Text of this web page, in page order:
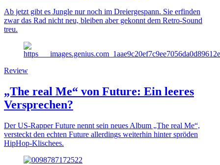
Ab jetzt gibt es Jungle nur noch im Dreiergespann. Sie erfinden
zwar das Rad nicht neu, bleiben aber gekonnt dem Retro-Sound
treu.
Review
„The real Me“ von Future: Ein leeres
Versprechen?
Der US-Rapper Future nennt sein neues Album „The real Me“,
versteckt den echten Future allerdings weiterhin hinter spröden
HipHop-Klischees.